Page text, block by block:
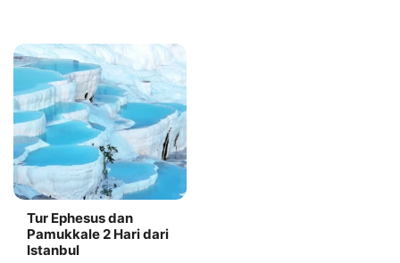
Tur Ephesus dan
Pamukkale 2 Hari dari
Istanbul